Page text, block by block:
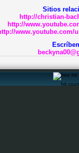
Sitios
http://christian-
http://
www.youtube.com/
hit